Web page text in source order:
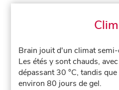
Brain jouit d'un climat
Les étés y sont chauds,
dépassant 30 °C, tandis
environ 80 jours de gel.